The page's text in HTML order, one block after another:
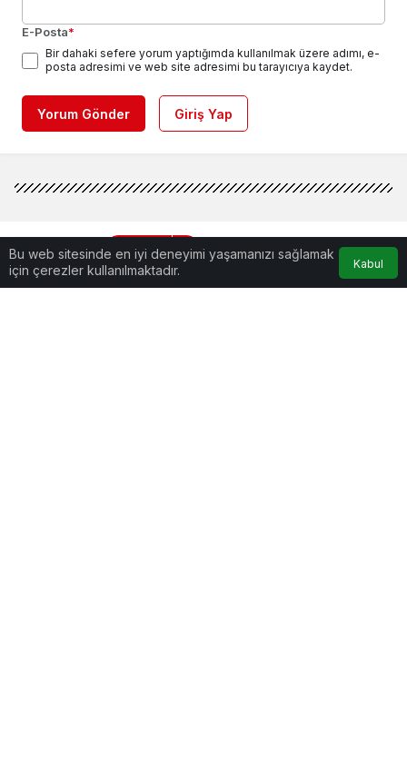
E-Posta*
Bir dahaki sefere yorum yaptığımda kullanılmak üzere adımı, e-
posta adresimi ve web site adresimi bu tarayıcıya kaydet.
Yorum Gönder Giriş Yap
Haberler DÜNYA
BM’den operasyon
açıklaması: Suriye için en
kötüsüne hazırlanıyoruz
BM’den operasyon açıklaması:
Bu web sitesinde en iyi deneyimi yaşamanızı sağlamak
için çerezler kullanılmaktadır.
Kabul